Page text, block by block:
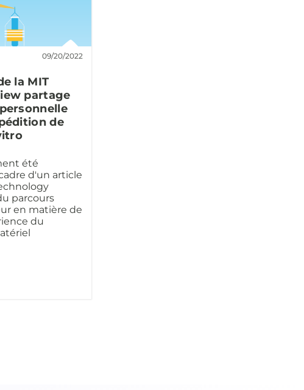
09/20/2022
la MIT
partage
de
été
d'un article
parcours
en matière de
du